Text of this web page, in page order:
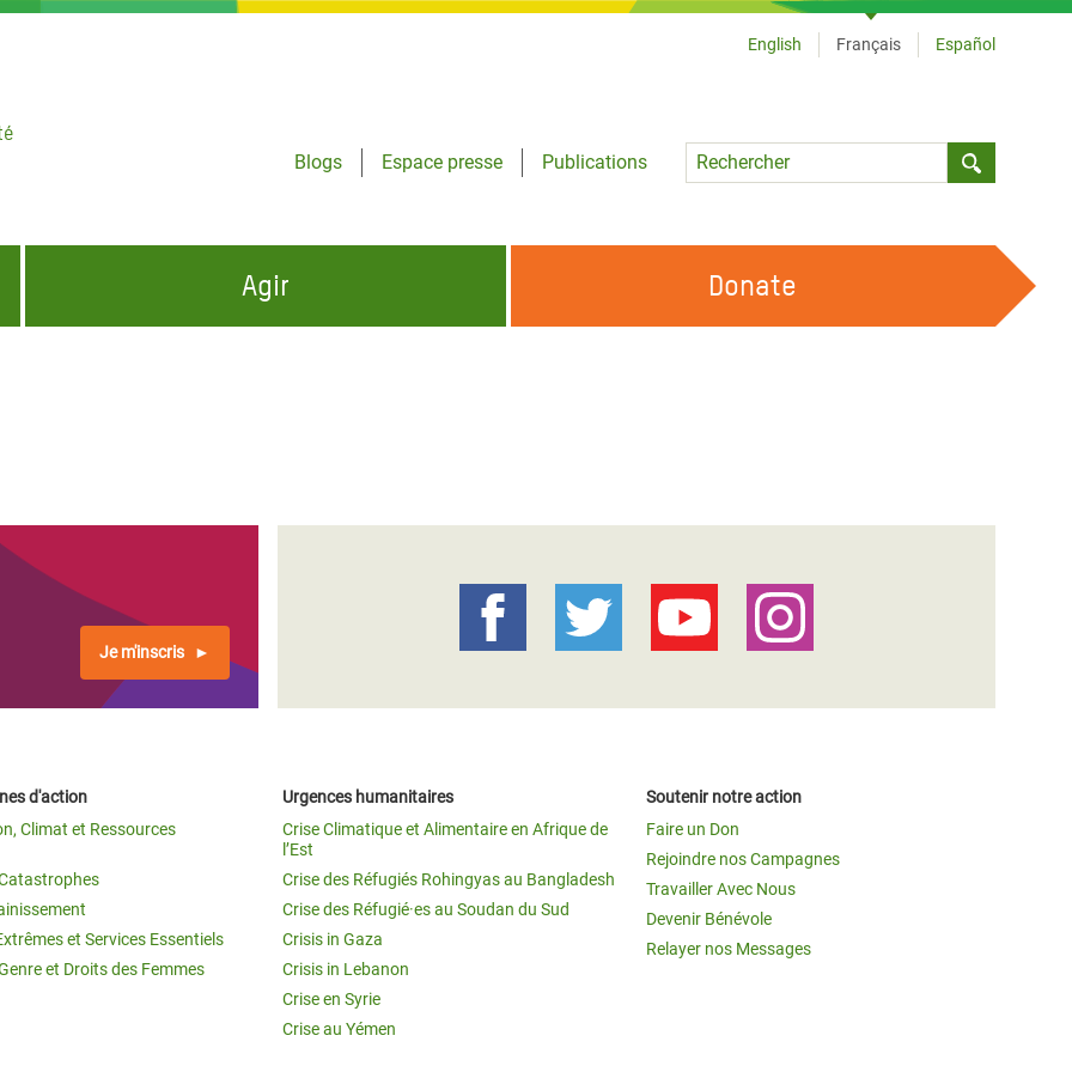
Blogs
Espace presse
Publications
Language
English Français Español
et
en Afrique de
Yémen
Réfugié·es au
du Sud
Syrie
Agir Donate
Je m'inscris
d'action
Climat et Ressources
et Services Essentiels
et Droits des Femmes
Urgences humanitaires
Crise Climatique et Alimentaire en Afrique de
l’Est
Crise des Réfugiés Rohingyas au Bangladesh
Crise des Réfugié·es au Soudan du Sud
Crisis in Gaza
Crisis in Lebanon
Crise en Syrie
Crise au Yémen
Soutenir notre action
Faire un Don
Rejoindre nos Campagnes
Travailler Avec Nous
Devenir Bénévole
Relayer nos Messages